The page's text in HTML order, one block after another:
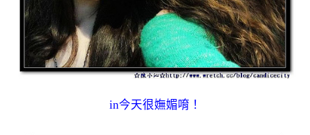
in今天很嫵媚唷！